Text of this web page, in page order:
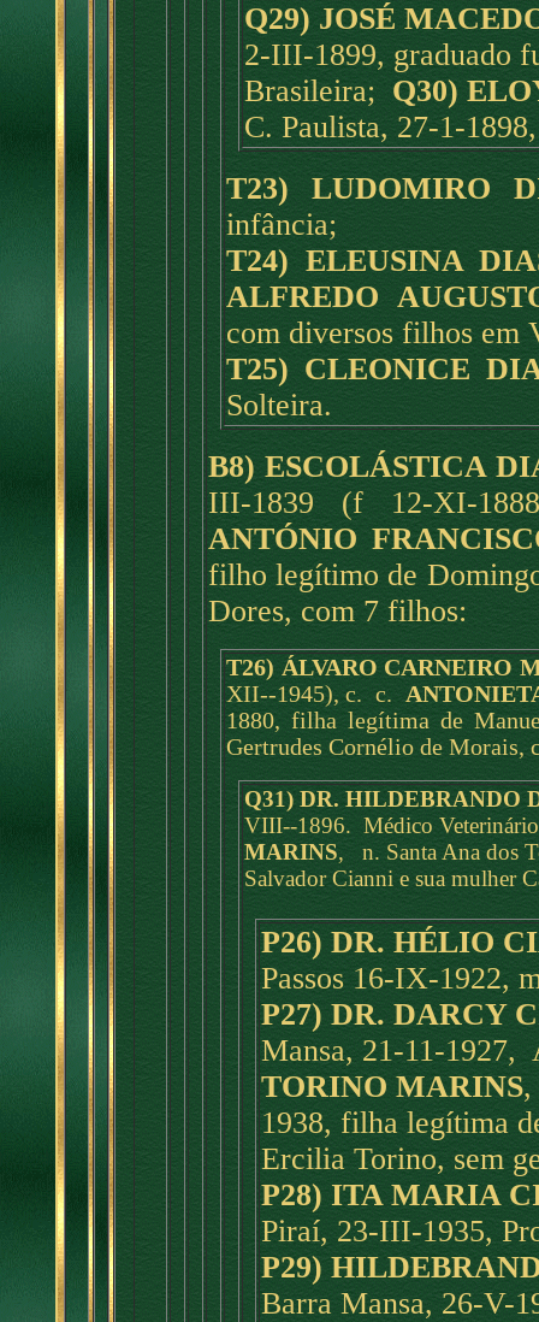
Q29) JOSÉ
2-III-1899, graduado
Brasileira; Q30)
C. Paulista, 27-1-
T23) LUDOMIRO
infância;
T24) ELEUSINA
ALFREDO
com diversos filhos em
T25) CLEONICE
Solteira.
B8) ESCOLÁSTICA
III-1839 (f 12-XI-
ANTÓNIO
filho legítimo de
Dores, com 7 filhos:
T26) ÁLVARO CARNEIRO
XII--1945), c. c.
1880, filha legítima de
Gertrudes Cornélio de
Q31) DR. HILDEBRANDO
VIII--1896. Médico
MARINS, n. Santa Ana dos
Salvador Cianni e sua mulher
P26) DR. HÉLIO
Passos 16-IX-1922,
P27) DR. DARCY
Mansa, 21-11-
TORINO MARINS,
1938, filha legítima
Ercilia Torino, sem
P28) ITA MARIA
Piraí, 23-III-1935,
P29)
Barra Mansa, 26-V-